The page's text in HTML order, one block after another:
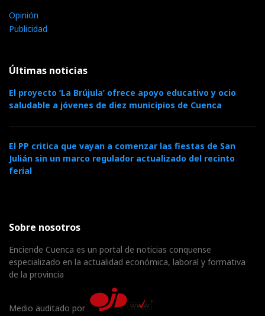
Opinión
Publicidad
Últimas noticias
El proyecto ‘La Brújula’ ofrece apoyo educativo y ocio
saludable a jóvenes de diez municipios de Cuenca
El PP critica que vayan a comenzar las fiestas de San
Julián sin un marco regulador actualizado del recinto
ferial
Sobre nosotros
Enciende Cuenca es un portal de noticias conquense
especializado en la actualidad económica, laboral y formativa
de la provincia
Medio auditado por